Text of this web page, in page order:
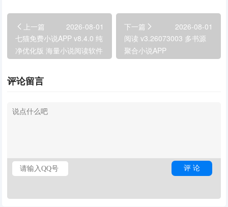
上一篇
2026-08-01
七猫免费小说APP v8.4.0 纯
净优化版 海量小说阅读软件
下一篇
2026-08-01
阅读 v3.26073003 多书源
聚合小说APP
评论留言